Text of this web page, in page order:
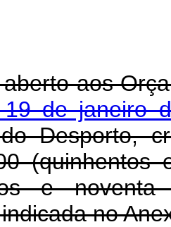
aberto aos
de janeiro
Desporto,
e
no